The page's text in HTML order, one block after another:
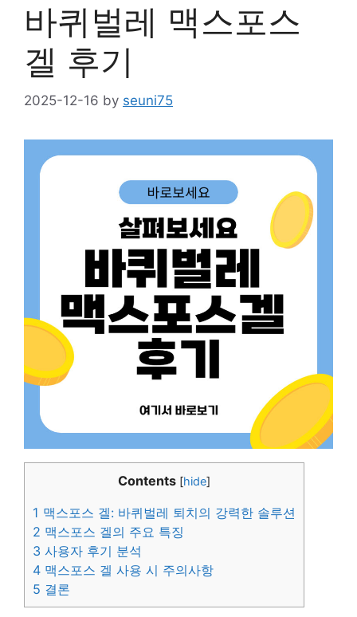
바퀴벌레 맥스포스
겔 후기
2025-12-16 by seuni75
Contents [hide]
1 맥스포스 겔: 바퀴벌레 퇴치의 강력한 솔루션
2 맥스포스 겔의 주요 특징
3 사용자 후기 분석
4 맥스포스 겔 사용 시 주의사항
5 결론